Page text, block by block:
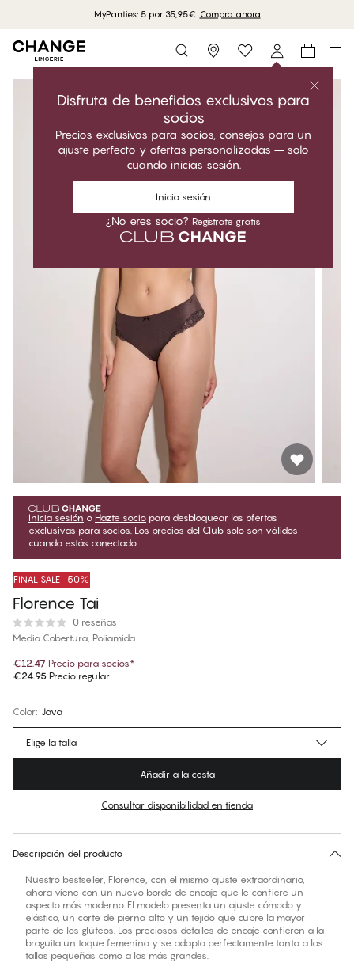
MyPanties: 5 por 35,95€. Compra ahora
Storefinder
Disfruta de beneficios exclusivos para
socios
Precios exclusivos para socios, consejos para un
ajuste perfecto y ofertas personalizadas – solo
cuando inicias sesión.
Inicia sesión
¿No eres socio? Regístrate gratis
Inicia sesión o Hazte socio para desbloquear las ofertas
exclusivas para socios. Los precios del Club solo son válidos
cuando estás conectado.
FINAL SALE -50%
Florence Tai
0 reseñas
Media Cobertura, Poliamida
€12.47 Precio para socios*
€24.95 Precio regular
Color: Java
No hay talla sugerida para este artículo
Elige la talla
Añadir a la cesta
Consultar disponibilidad en tienda
Descripción del producto
Nuestro bestseller, Florence, con el mismo ajuste extraordinario,
ahora viene con un nuevo borde de encaje que le confiere un
aspecto más moderno. El modelo presenta un ajuste cómodo y
elástico, un corte de pierna alto y un tejido que cubre la mayor
parte de los glúteos. Los preciosos detalles de encaje confieren a la
braguita un toque femenino y se adapta perfectamente tanto a las
tallas pequeñas como a las más grandes.